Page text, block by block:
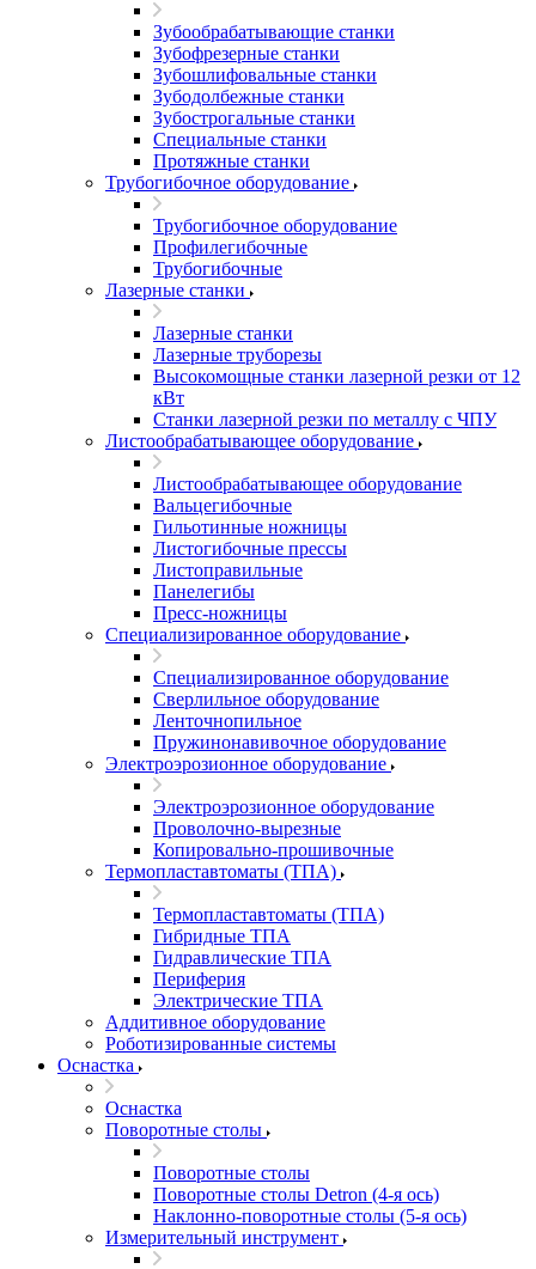
Зубообрабатывающие станки
Зубофрезерные станки
Зубошлифовальные станки
Зубодолбежные станки
Зубострогальные станки
Специальные станки
Протяжные станки
Трубогибочное оборудование
Трубогибочное оборудование
Профилегибочные
Трубогибочные
Лазерные станки
Лазерные станки
Лазерные труборезы
Высокомощные станки лазерной резки от 12
кВт
Станки лазерной резки по металлу с ЧПУ
Листообрабатывающее оборудование
Листообрабатывающее оборудование
Вальцегибочные
Гильотинные ножницы
Листогибочные прессы
Листоправильные
Панелегибы
Пресс-ножницы
Специализированное оборудование
Специализированное оборудование
Сверлильное оборудование
Ленточнопильное
Пружинонавивочное оборудование
Электроэрозионное оборудование
Электроэрозионное оборудование
Проволочно-вырезные
Копировально-прошивочные
Термопластавтоматы (ТПА)
Термопластавтоматы (ТПА)
Гибридные ТПА
Гидравлические ТПА
Периферия
Электрические ТПА
Аддитивное оборудование
Роботизированные системы
Оснастка
Оснастка
Поворотные столы
Поворотные столы
Поворотные столы Detron (4-я ось)
Наклонно-поворотные столы (5-я ось)
Измерительный инструмент